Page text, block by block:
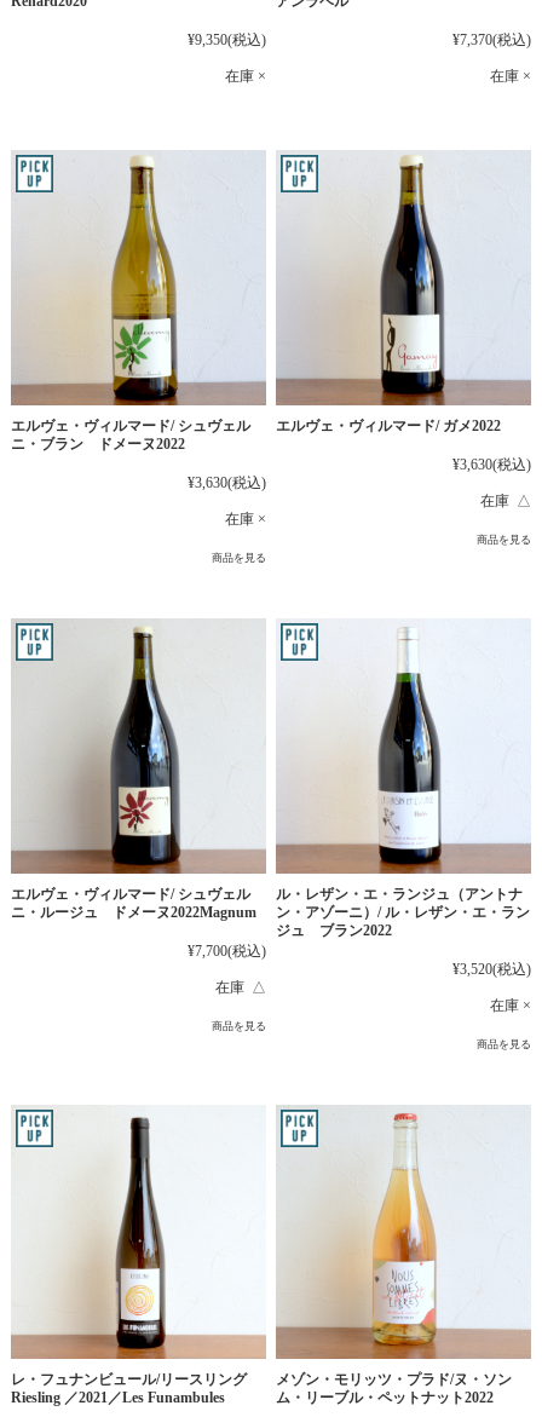
¥9,350(税込)
在庫 ×
¥7,370(税込)
在庫 ×
エルヴェ・ヴィルマード/ シュヴェル
ニ・ブラン ドメーヌ2022
¥3,630(税込)
在庫 ×
商品を見る
エルヴェ・ヴィルマード/ ガメ2022
¥3,630(税込)
在庫 △
商品を見る
エルヴェ・ヴィルマード/ シュヴェル
ニ・ルージュ ドメーヌ2022Magnum
¥7,700(税込)
在庫 △
商品を見る
ル・レザン・エ・ランジュ（アントナ
ン・アゾーニ）/ ル・レザン・エ・ラン
ジュ ブラン2022
¥3,520(税込)
在庫 ×
商品を見る
レ・フュナンビュール/リースリング
Riesling ／2021／Les Funambules
メゾン・モリッツ・プラド/ヌ・ソン
ム・リーブル・ペットナット2022